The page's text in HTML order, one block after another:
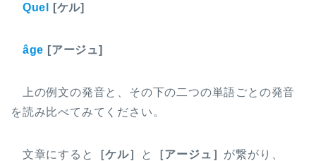
Quel [ケル]
âge [アージュ]
上の例文の発音と、その下の二つの単語ごとの発音
を読み比べてみてください。
文章にすると ［ケル］ と ［アージュ］ が繋がり、